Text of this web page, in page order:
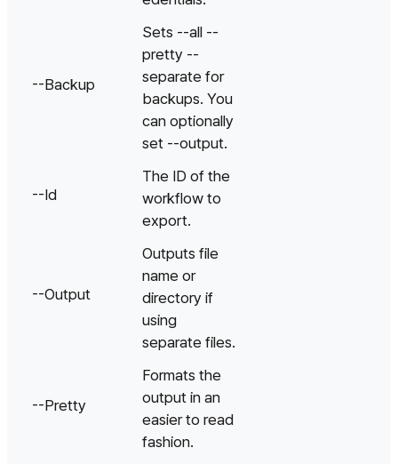
--Backup
Sets --all --
pretty --
separate for
backups. You
can optionally
set --output.
--Id
The ID of the
workflow to
export.
--Output
Outputs file
name or
directory if
using
separate files.
--Pretty
Formats the
output in an
easier to read
fashion.